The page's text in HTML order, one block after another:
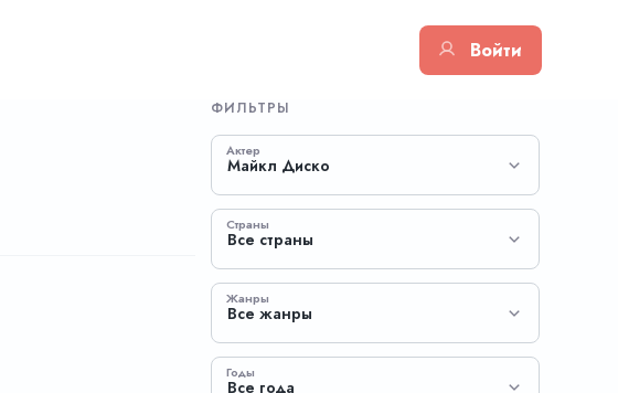
Войти
ФИЛЬТРЫ
Актер
Майкл Диско
Страны
Все страны
Жанры
Все жанры
Годы
Все года